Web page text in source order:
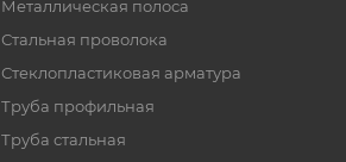
Металлическая полоса
Стальная проволока
Стеклопластиковая арматура
Труба профильная
Труба стальная